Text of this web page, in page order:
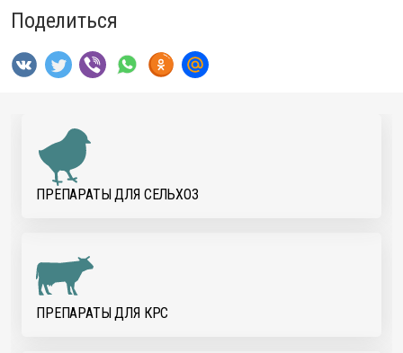
Поделиться
ПРЕПАРАТЫ ДЛЯ CЕЛЬХОЗ
ПРЕПАРАТЫ ДЛЯ КРС